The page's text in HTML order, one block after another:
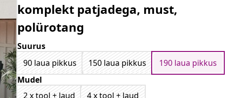
komplekt patjadega, must,
polürotang
Suurus
90 laua pikkus
150 laua pikkus
190 laua pikkus
Mudel
2 x tool + laud
4 x tool + laud